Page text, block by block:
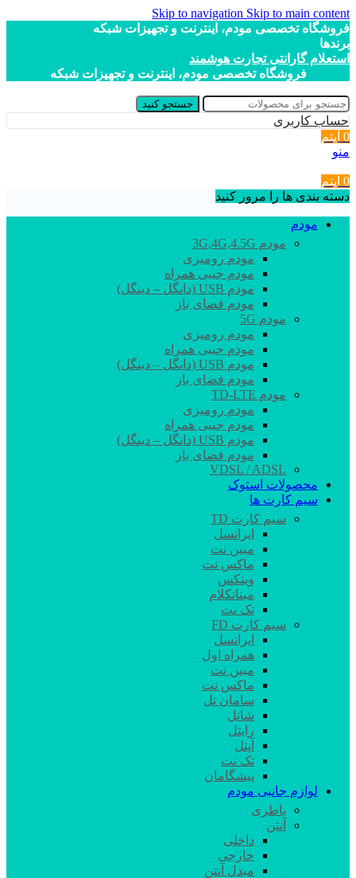
Skip to navigation Skip to main content
فروشگاه تخصصی مودم، اینترنت و تجهیزات شبکه
برندها
استعلام گارانتی تجارت هوشمند
فروشگاه تخصصی مودم، اینترنت و تجهیزات شبکه
جستجو کنید
حساب کاربری
0 آیتم
منو
0 آیتم
دسته بندی ها را مرور کنید
مودم
مودم 3G,4G,4.5G
مودم رومیزی
مودم جیبی همراه
مودم USB (دانگل – دینگل)
مودم فضای باز
مودم 5G
مودم رومیزی
مودم جیبی همراه
مودم USB (دانگل – دینگل)
مودم فضای باز
مودم TD-LTE
مودم رومیزی
مودم جیبی همراه
مودم USB (دانگل – دینگل)
مودم فضای باز
VDSL / ADSL
محصولات استوک
سیم کارت ها
سیم کارت TD
ایرانسل
مبین نت
ماکس نت
وینکس
مبناتکلام
تک نت
سیم کارت FD
ایرانسل
همراه اول
مبین نت
ماکس نت
سامان تل
شاتل
رایتل
آپتل
تک نت
پیشگامان
لوازم جانبی مودم
باطری
آنتن
داخلی
خارجی
مبدل آنتن